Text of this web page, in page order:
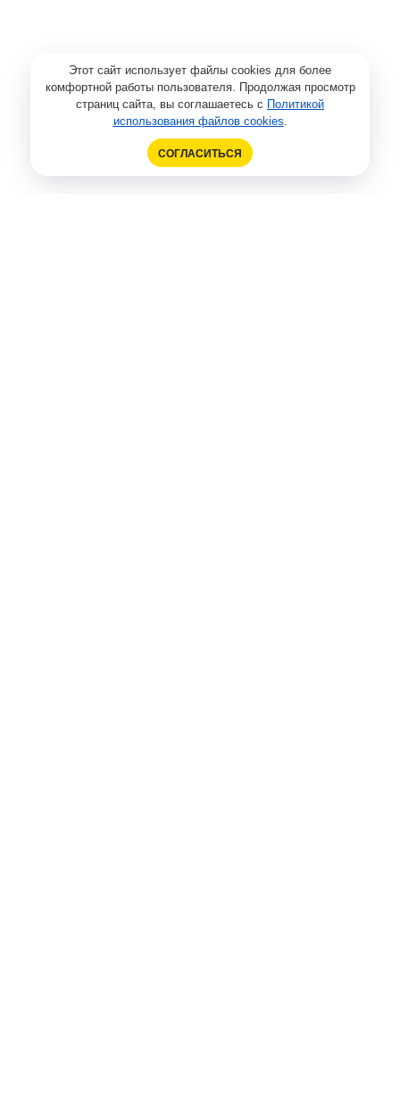
Этот сайт использует файлы cookies для более
комфортной работы пользователя. Продолжая просмотр
страниц сайта, вы соглашаетесь с Политикой
использования файлов cookies.
СОГЛАСИТЬСЯ